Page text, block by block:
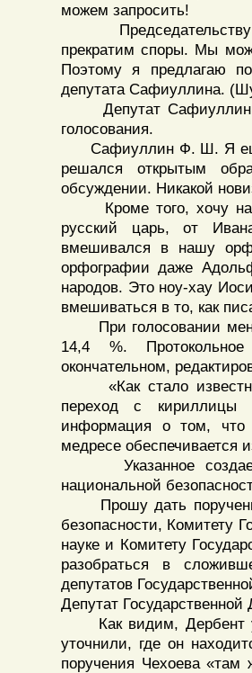
можем запросить!
прекратим споры. Мы
Поэтому я предлагаю
депутата Сафиуллина.
Депутат Сафиуллин
голосования.
Сафиуллин Ф. Ш. Я ещё
решался открытым
обсуждении. Никакой
Кроме того, хочу
русский царь, от
вмешивался в нашу
орфографии даже
народов. Это ноу-хау
вмешиваться в то, как
При голосовании меня
14,4 %.
окончательном,
«Как стало известно,
переход с кириллицы
информация о том, что
медресе обеспечивается
Указанное создает
национальной
Прошу дать
безопасности, Комитету
науке и Комитету
разобраться в
депутатов
Депутат
Как видим, Дербент
уточнили, где он
поручения Чехоева